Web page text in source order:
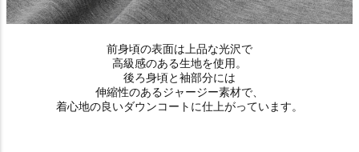
前身頃の表面は上品な光沢で
高級感のある生地を使用。
後ろ身頃と袖部分には
伸縮性のあるジャージー素材で、
着心地の良いダウンコートに仕上がっています。